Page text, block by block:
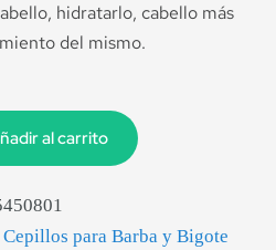
hidratarlo, cabello más
del mismo.
al carrito
Cepillos para Barba y Bigote